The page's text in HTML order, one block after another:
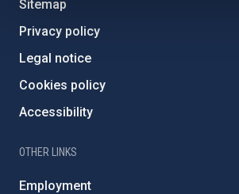
Sitemap
Privacy policy
Legal notice
Cookies policy
Accessibility
OTHER LINKS
Employment